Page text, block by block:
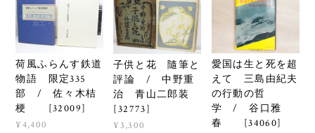
荷風ふらんす鉄道
物語 限定335
部 / 佐々木桔
梗 [32009]
¥4,400
子供と花 隨筆と
評論 / 中野重
治 青山二郎装
[32773]
¥3,300
愛国は生と死を超
えて 三島由紀夫
の行動の哲
学 / 谷口雅
春 [34060]